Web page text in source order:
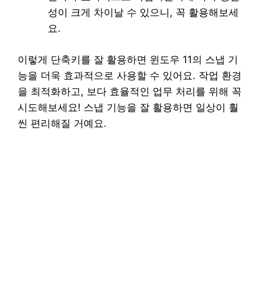
성이 크게 차이날 수 있으니, 꼭 활용해보세
요.
이렇게 단축키를 잘 활용하면 윈도우 11의 스냅 기
능을 더욱 효과적으로 사용할 수 있어요. 작업 환경
을 최적화하고, 보다 효율적인 업무 처리를 위해 꼭
시도해보세요! 스냅 기능을 잘 활용하면 일상이 훨
씬 편리해질 거예요.